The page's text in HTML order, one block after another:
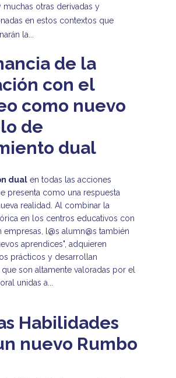
muchas otras derivadas y
en estos contextos que
la...
de la
con el
como nuevo
de
dual
dualen todas las acciones
presenta como una respuesta
realidad. Al combinar la
en los centros educativos con
empresas, l@s alumn@s también
aprendices", adquieren
prácticos y desarrollan
son altamente valoradas por el
unidas a...
Habilidades
nuevo Rumbo